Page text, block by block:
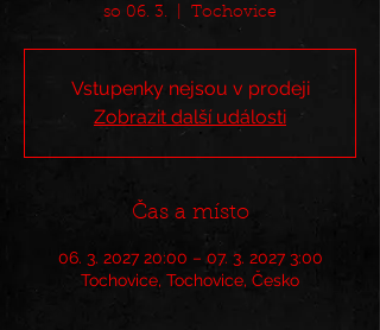
so 06. 3. Tochovice
Vstupenky nejsou v prodeji
Zobrazit další události
Čas a místo
06. 3. 2027 20:00 – 07. 3. 2027 3:00
Tochovice, Tochovice, Česko